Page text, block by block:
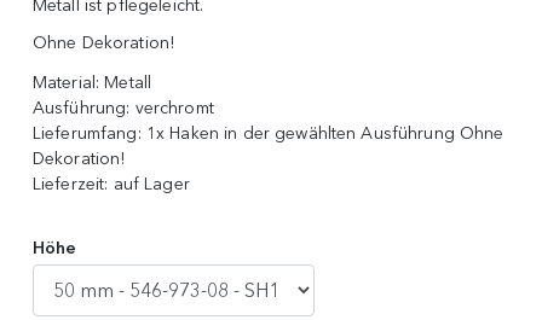
Metall ist pflegeleicht.
Ohne Dekoration!
Material: Metall
Ausführung: verchromt
Lieferumfang: 1x Haken in der gewählten Ausführung Ohne
Dekoration!
Lieferzeit: auf Lager
Höhe